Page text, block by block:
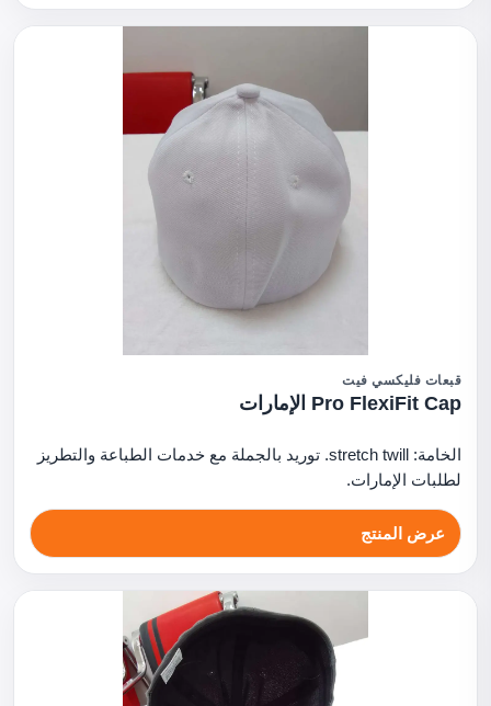
قبعات فليكسي فيت
Pro FlexiFit Cap الإمارات
الخامة: stretch twill. توريد بالجملة مع خدمات الطباعة والتطريز
لطلبات الإمارات.
عرض المنتج